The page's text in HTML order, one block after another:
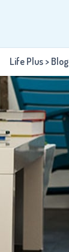
Life Plus > Blog